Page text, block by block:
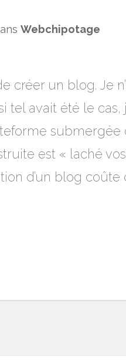
Webchipotage
créer un blog. Je
avait été le cas,
est « laché
d’un blog coûte